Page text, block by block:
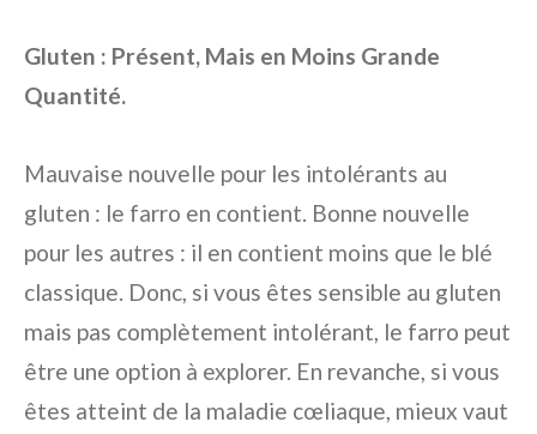
Gluten : Présent, Mais en Moins Grande
Quantité.
Mauvaise nouvelle pour les intolérants au
gluten : le farro en contient. Bonne nouvelle
pour les autres : il en contient moins que le blé
classique. Donc, si vous êtes sensible au gluten
mais pas complètement intolérant, le farro peut
être une option à explorer. En revanche, si vous
êtes atteint de la maladie cœliaque, mieux vaut